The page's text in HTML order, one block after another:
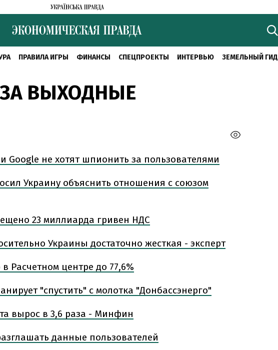
ПРАВИЛА ИГРЫ ФИНАНСЫ СПЕЦПРОЕКТЫ ИНТЕРВЬЮ ЗЕМЕЛЬНЫЙ ГИД
ВЫХОДНЫЕ
Google не хотят шпионить за пользователями
Украину объяснить отношения с союзом
23 миллиарда гривен НДС
Украины достаточно жесткая - эксперт
Расчетном центре до 77,6%
"спустить" с молотка "Донбассэнерго"
вырос в 3,6 раза - Минфин
данные пользователей